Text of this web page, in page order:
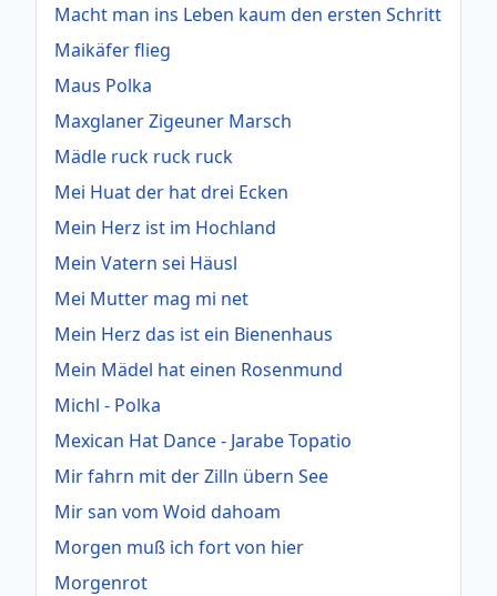
Macht man ins Leben kaum den ersten Schritt
Maikäfer flieg
Maus Polka
Maxglaner Zigeuner Marsch
Mädle ruck ruck ruck
Mei Huat der hat drei Ecken
Mein Herz ist im Hochland
Mein Vatern sei Häusl
Mei Mutter mag mi net
Mein Herz das ist ein Bienenhaus
Mein Mädel hat einen Rosenmund
Michl - Polka
Mexican Hat Dance - Jarabe Topatio
Mir fahrn mit der Zilln übern See
Mir san vom Woid dahoam
Morgen muß ich fort von hier
Morgenrot